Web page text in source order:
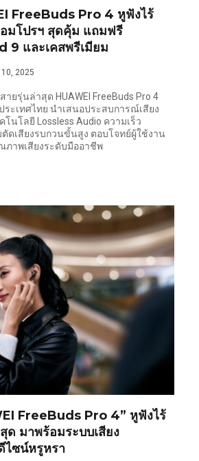
FreeBuds Pro 4 หูฟังไร้
มโปรฯ สุดคุ้ม แถมฟรี
9 และเคสพรีเมียม
2025
ายรุ่นล่าสุด HUAWEI FreeBuds Pro 4
ระเทศไทย นำเสนอประสบการณ์เสียง
โนโลยี Lossless Audio ความเร็ว
ตัดเสียงรบกวนขั้นสูง ตอบโจทย์ผู้ใช้งาน
ภาพเสียงระดับมืออาชีพ
FreeBuds Pro 4” หูฟังไร้
ด มาพร้อมระบบเสียง
ไซน์หรูหรา